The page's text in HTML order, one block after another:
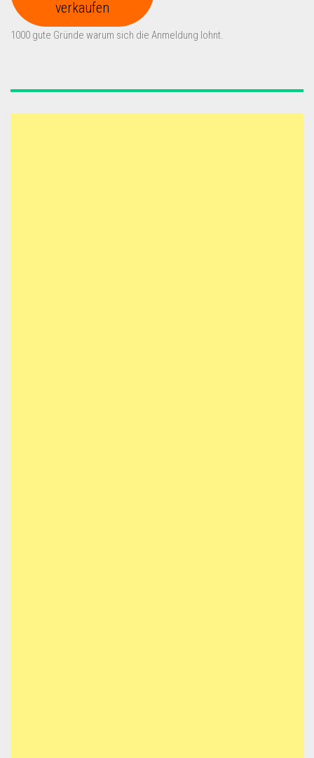
verkaufen
1000 gute Gründe warum sich die Anmeldung lohnt.